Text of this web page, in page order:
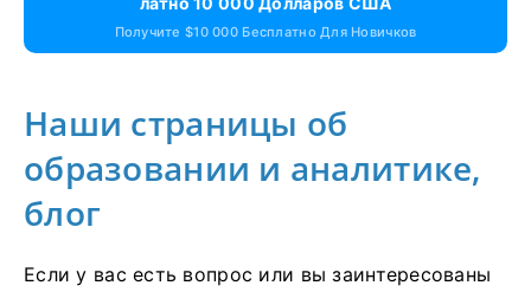
Получите $10 000 Бесплатно Для Новичков
Наши страницы об
образовании и аналитике,
блог
Если у вас есть вопрос или вы заинтересованы